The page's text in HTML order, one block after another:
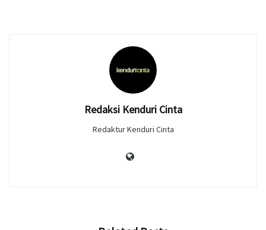
Redaksi Kenduri Cinta
Redaktur Kenduri Cinta